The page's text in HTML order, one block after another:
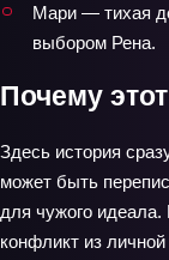
Мари — тихая
выбором Рена.
Почему
Здесь история
может быть
для чужого
конфликт из